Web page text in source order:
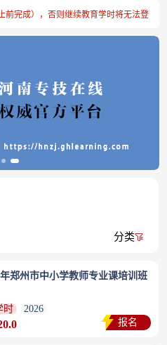
完成），否则继续教育学时将无法登记，
分类
郑州市中小学教师专业课培训班
时 2026
报名